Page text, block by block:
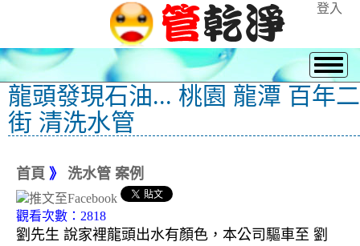
登入
龍頭發現石油... 桃園 龍潭 百年二
街 清洗水管
首頁 》 洗水管 案例
觀看次數：2818
劉先生 說家裡龍頭出水有顏色，本公司驅車至 劉